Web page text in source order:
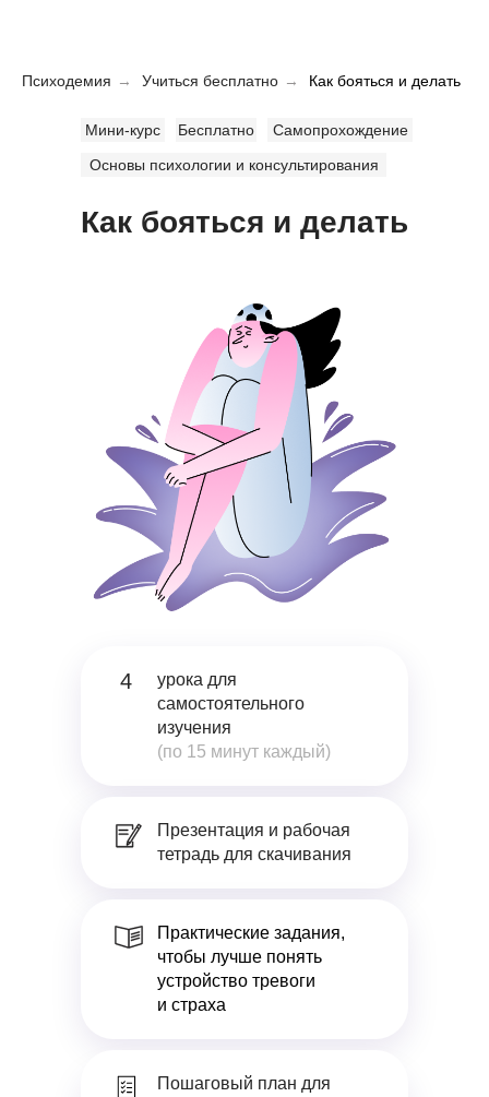
Психодемия → Учиться бесплатно → Как бояться и делать
Как бояться и делать
урока для
самостоятельного
изучения
(по 15 минут каждый)
4
Презентация и рабочая
тетрадь для скачивания
Практические задания,
чтобы лучше понять
устройство тревоги
и страха
Пошаговый план для
Мини-курс Бесплатно
Самопрохождение
Основы психологии и консультирования